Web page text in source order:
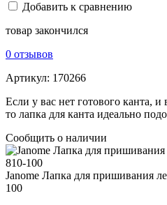
Добавить к сравнению
товар закончился
0 отзывов
Артикул: 170266
Если у вас нет готового канта, и
то лапка для канта идеально
Сообщить о наличии
Janome Лапка для пришивания
100